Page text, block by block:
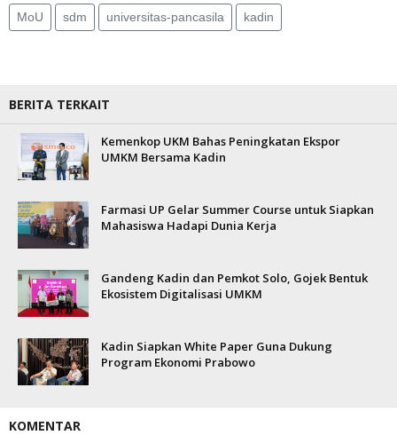
MoU sdm universitas-pancasila kadin
BERITA TERKAIT
Kemenkop UKM Bahas Peningkatan Ekspor
UMKM Bersama Kadin
Farmasi UP Gelar Summer Course untuk Siapkan
Mahasiswa Hadapi Dunia Kerja
Gandeng Kadin dan Pemkot Solo, Gojek Bentuk
Ekosistem Digitalisasi UMKM
Kadin Siapkan White Paper Guna Dukung
Program Ekonomi Prabowo
KOMENTAR